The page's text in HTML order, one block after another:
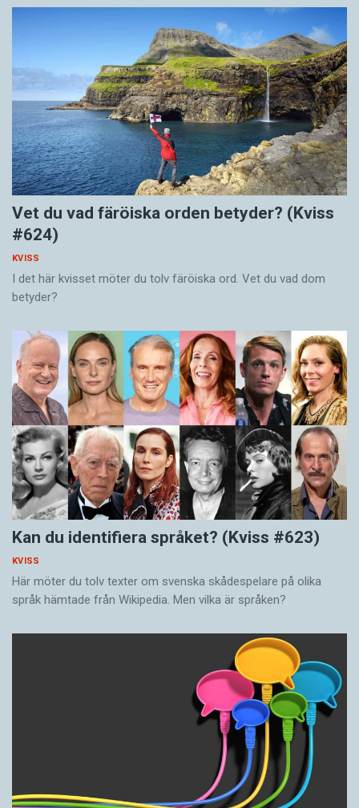
Vet du vad färöiska orden betyder? (Kviss
#624)
KVISS
I det här kvisset möter du tolv färöiska ord. Vet du vad dom
betyder?
Kan du identifiera språket? (Kviss #623)
KVISS
Här möter du tolv texter om svenska skådespelare på olika
språk hämtade från Wikipedia. Men vilka är språken?